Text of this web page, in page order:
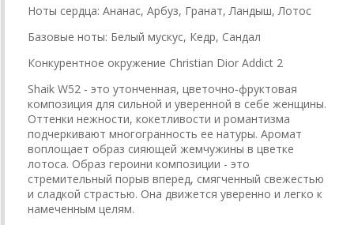
Ноты сердца: Ананас, Арбуз, Гранат, Ландыш, Лотос
Базовые ноты: Белый мускус, Кедр, Сандал
Конкурентное окружение Christian Dior Addict 2
Shaik W52 - это утонченная, цветочно-фруктовая
композиция для сильной и уверенной в себе женщины.
Оттенки нежности, кокетливости и романтизма
подчеркивают многогранность ее натуры. Аромат
воплощает образ сияющей жемчужины в цветке
лотоса. Образ героини композиции - это
стремительный порыв вперед, смягченный свежестью
и сладкой страстью. Она движется уверенно и легко к
намеченным целям.